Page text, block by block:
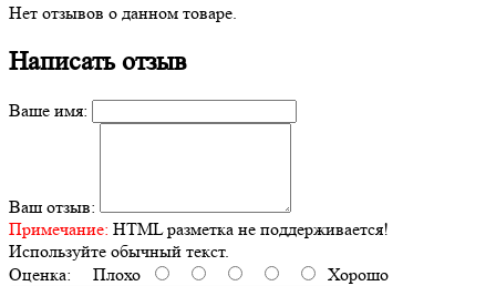
Нет отзывов о данном товаре.
Написать отзыв
Ваше имя:
Ваш отзыв:
Примечание: HTML разметка не поддерживается!
Используйте обычный текст.
Оценка: Плохо Хорошо